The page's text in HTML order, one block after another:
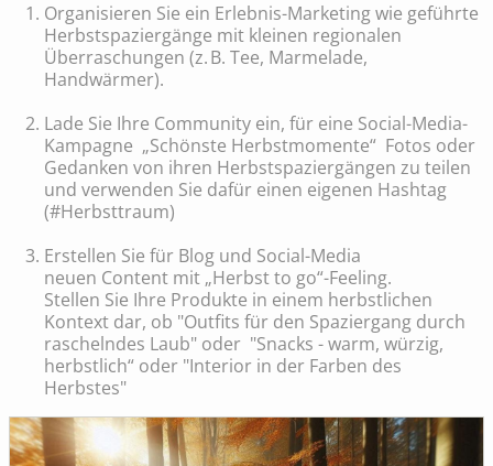
Organisieren Sie ein Erlebnis-Marketing wie geführte
Herbstspaziergänge mit kleinen regionalen
Überraschungen (z. B. Tee, Marmelade,
Handwärmer).
Lade Sie Ihre Community ein, für eine Social-Media-
Kampagne „Schönste Herbstmomente“ Fotos oder
Gedanken von ihren Herbstspaziergängen zu teilen
und verwenden Sie dafür einen eigenen Hashtag
(#Herbsttraum)
Erstellen Sie für Blog und Social-Media
neuen Content mit „Herbst to go“-Feeling.
Stellen Sie Ihre Produkte in einem herbstlichen
Kontext dar, ob "Outfits für den Spaziergang durch
raschelndes Laub" oder "Snacks - warm, würzig,
herbstlich“ oder "Interior in der Farben des
Herbstes"